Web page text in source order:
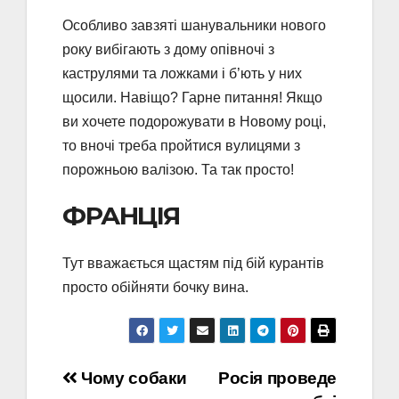
Особливо завзяті шанувальники нового
року вибігають з дому опівночі з
каструлями та ложками і б’ють у них
щосили. Навіщо? Гарне питання! Якщо
ви хочете подорожувати в Новому році,
то вночі треба пройтися вулицями з
порожньою валізою. Та так просто!
ФРАНЦІЯ
Тут вважається щастям під бій курантів
просто обійняти бочку вина.
Навігація
Росія проведе
Чому собаки